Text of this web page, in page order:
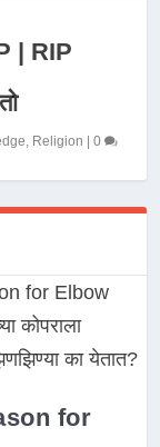
| RIP
, Religion |0
for